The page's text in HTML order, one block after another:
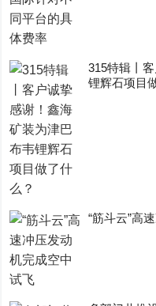
315特辑丨
锂辉石项目
“筋斗云”高